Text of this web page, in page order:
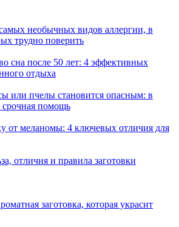
необычных видов аллергии, в
трудно поверить
сна после 50 лет: 4 эффективных
отдыха
или пчелы становится опасным: в
срочная помощь
от меланомы: 4 ключевых отличия для
отличия и правила заготовки
заготовка, которая украсит